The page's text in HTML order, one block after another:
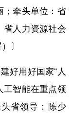
；牵头单位：省
省人力资源社会
〕
好用好国家“人
工智能在重点领
省领导：陈少